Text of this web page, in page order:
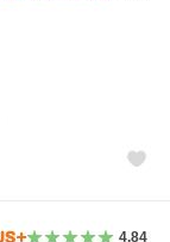
4.84